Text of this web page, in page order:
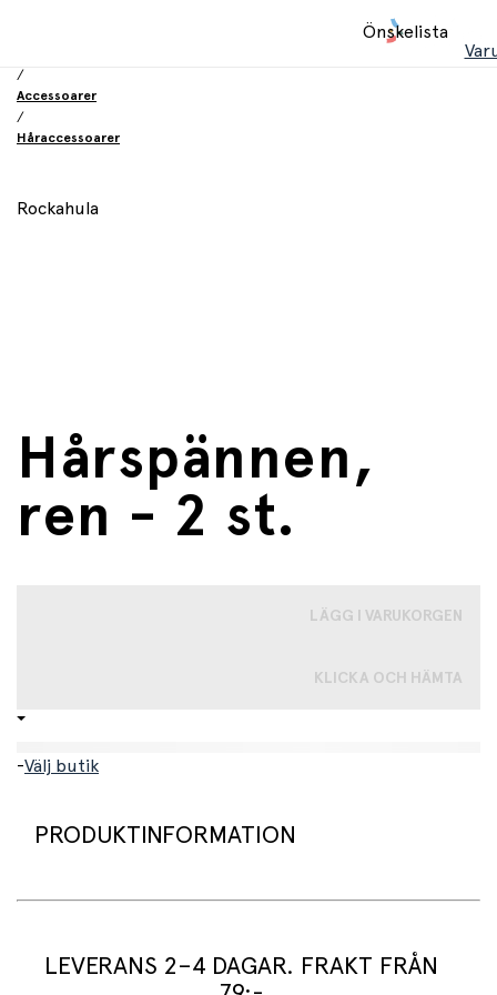
Önskelista
/
Accessoarer
/
Håraccessoarer
Rockahula
Hårspännen,
ren - 2 st.
LÄGG I VARUKORGEN
KLICKA OCH HÄMTA
-Välj butik
PRODUKTINFORMATION
LEVERANS 2–4 DAGAR. FRAKT FRÅN